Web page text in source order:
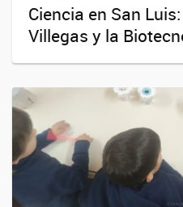
Ciencia en San
Villegas y la